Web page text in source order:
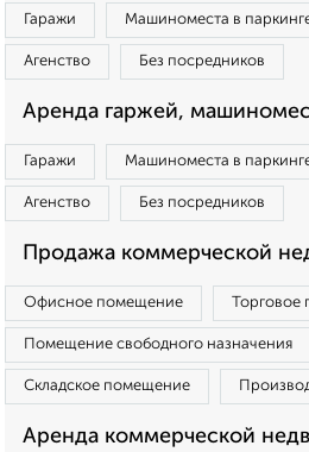
Гаражи Машиноместа в
Агенство Без посредников
Аренда гаржей,
Гаражи Машиноместа в
Агенство Без посредников
Продажа коммерческой
Офисное помещение Торговое
Помещение свободного назначения
Складское помещение
Аренда коммерческой